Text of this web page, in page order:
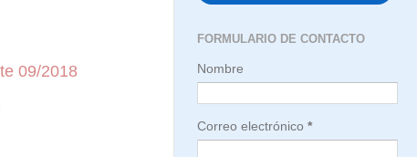
09/2018
FORMULARIO DE CONTACTO
Nombre
Correo electrónico *